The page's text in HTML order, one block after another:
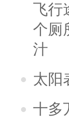
飞行
个厕
汁
太阳
十多